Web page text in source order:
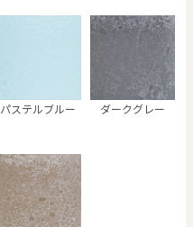
パステルブルー ダークグレー